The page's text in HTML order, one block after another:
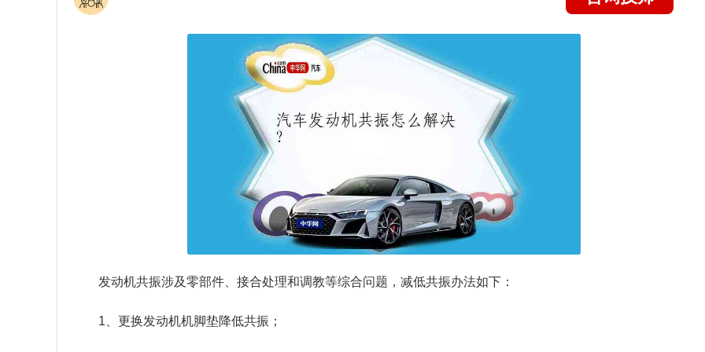
发动机共振涉及零部件、接合处理和调教等综合问题，减低共振办法如下：
1、更换发动机机脚垫降低共振；